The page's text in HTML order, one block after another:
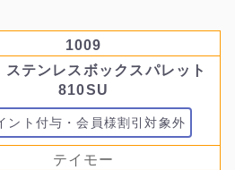
1009
ステンレスボックスパレット
810SU
ント付与・会員様割引対象外
テイモー